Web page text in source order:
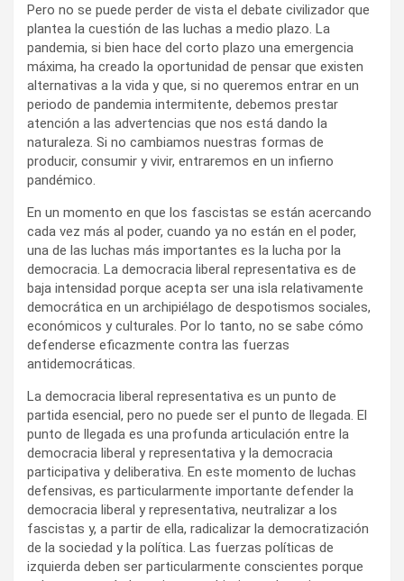
Pero no se puede perder de vista el debate civilizador que
plantea la cuestión de las luchas a medio plazo. La
pandemia, si bien hace del corto plazo una emergencia
máxima, ha creado la oportunidad de pensar que existen
alternativas a la vida y que, si no queremos entrar en un
periodo de pandemia intermitente, debemos prestar
atención a las advertencias que nos está dando la
naturaleza. Si no cambiamos nuestras formas de
producir, consumir y vivir, entraremos en un infierno
pandémico.
En un momento en que los fascistas se están acercando
cada vez más al poder, cuando ya no están en el poder,
una de las luchas más importantes es la lucha por la
democracia. La democracia liberal representativa es de
baja intensidad porque acepta ser una isla relativamente
democrática en un archipiélago de despotismos sociales,
económicos y culturales. Por lo tanto, no se sabe cómo
defenderse eficazmente contra las fuerzas
antidemocráticas.
La democracia liberal representativa es un punto de
partida esencial, pero no puede ser el punto de llegada. El
punto de llegada es una profunda articulación entre la
democracia liberal y representativa y la democracia
participativa y deliberativa. En este momento de luchas
defensivas, es particularmente importante defender la
democracia liberal y representativa, neutralizar a los
fascistas y, a partir de ella, radicalizar la democratización
de la sociedad y la política. Las fuerzas políticas de
izquierda deben ser particularmente conscientes porque